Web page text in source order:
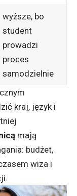
wyższe, bo
student
prowadzi
proces
samodzielnie
kraj, język i
mają
budżet,
wiza i